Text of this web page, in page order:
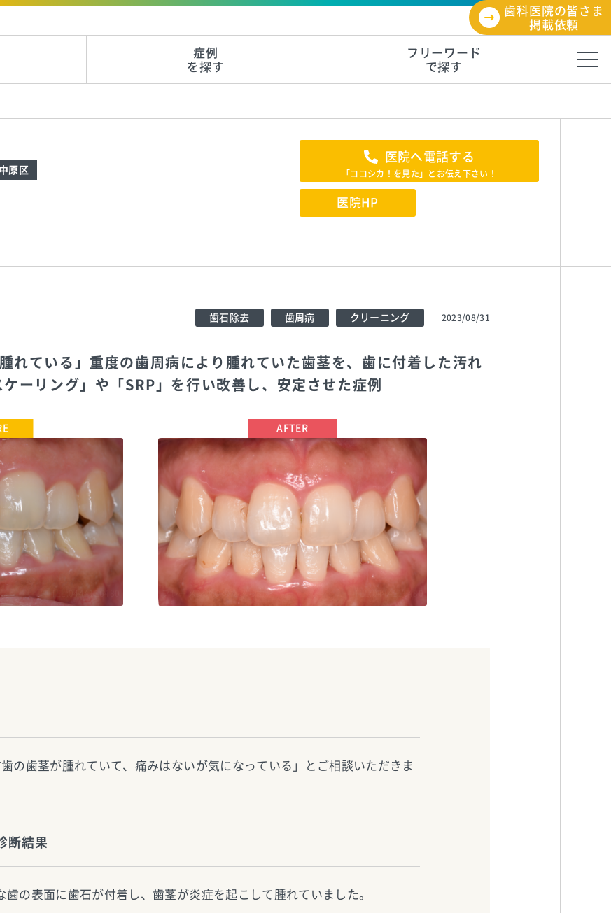
歯科医院の皆さま
掲載依頼
症例
を探す
フリーワード
で探す
原区
医院へ電話する
「ココシカ！を見た」とお伝え下さい！
医院HP
歯石除去 歯周病 クリーニング 2023/08/31
れている」重度の歯周病により腫れていた歯茎を、歯に付着した汚れ
ーリング」や「SRP」を行い改善し、安定させた症例
TEL:0444116480 ブレーメン通りのたぶち歯科 TEL:0444116480
歯の歯茎が腫れていて、痛みはないが気になっている」とご相談いただきま
断結果
歯の表面に歯石が付着し、歯茎が炎症を起こして腫れていました。